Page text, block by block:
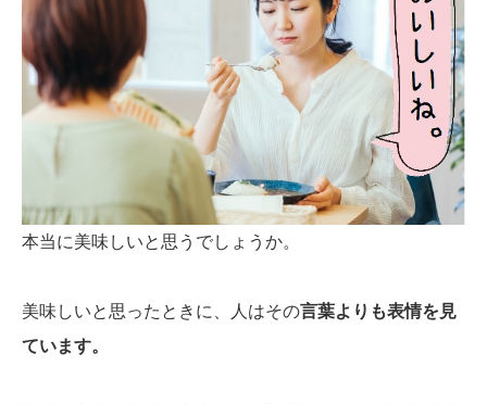
本当に美味しいと思うでしょうか。
美味しいと思ったときに、人はその言葉よりも表情を見
ています。